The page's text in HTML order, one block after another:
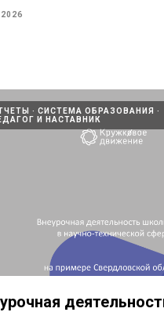
СИСТЕМА ОБРАЗОВАНИЯ
И НАСТАВНИК